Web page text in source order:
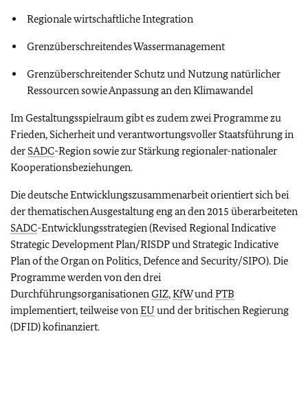
Regionale wirtschaftliche Integration
Grenzüberschreitendes Wassermanagement
Grenzüberschreitender Schutz und Nutzung natürlicher
Ressourcen sowie Anpassung an den Klimawandel
Im Gestaltungsspielraum gibt es zudem zwei Programme zu
Frieden, Sicherheit und verantwortungsvoller Staatsführung in
der SADC-Region sowie zur Stärkung regionaler-nationaler
Kooperationsbeziehungen.
Die deutsche Entwicklungszusammenarbeit orientiert sich bei
der thematischen Ausgestaltung eng an den 2015 überarbeiteten
SADC-Entwicklungsstrategien (Revised Regional Indicative
Strategic Development Plan/RISDP und Strategic Indicative
Plan of the Organ on Politics, Defence and Security/SIPO). Die
Programme werden von den drei
DurchführungsorganisationenGIZ,KfWundPTB
implementiert, teilweise vonEU und der britischen Regierung
(DFID) kofinanziert.